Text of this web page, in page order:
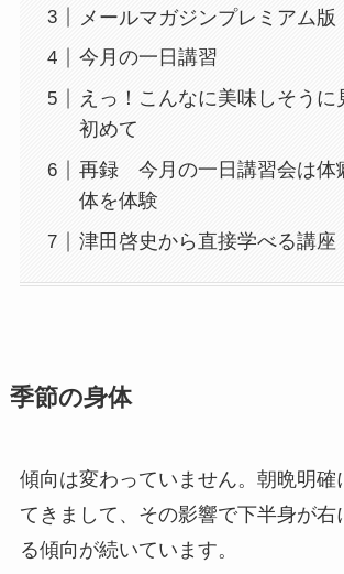
メールマガジンプレミアム
今月の一日講習
えっ！こんなに美味しそうに
初めて
再録 今月の一日講習会は体
体を体験
津田啓史から直接学べる講座
季節の身体
傾向は変わっていません。朝晩明確
てきまして、その影響で下半身が右
る傾向が続いています。